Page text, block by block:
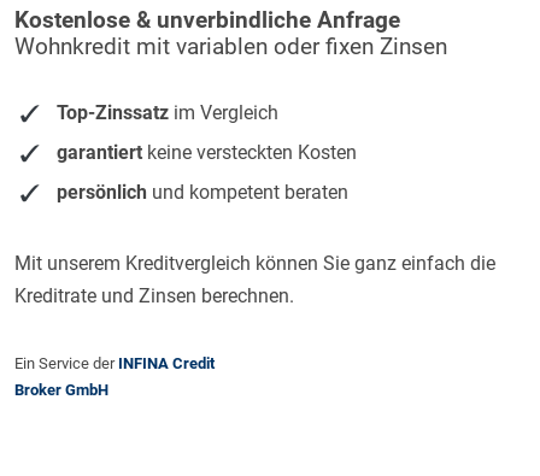
Kostenlose & unverbindliche Anfrage
Wohnkredit mit variablen oder fixen Zinsen
Top-Zinssatz im Vergleich
garantiert keine versteckten Kosten
persönlich und kompetent beraten
Mit unserem Kreditvergleich können Sie ganz einfach die
Kreditrate und Zinsen berechnen.
Ein Service der INFINA Credit
Broker GmbH